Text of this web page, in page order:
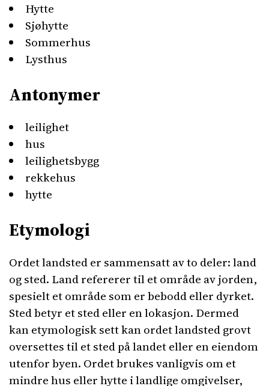
Hytte
Sjøhytte
Sommerhus
Lysthus
Antonymer
leilighet
hus
leilighetsbygg
rekkehus
hytte
Etymologi
Ordet landsted er sammensatt av to deler: land
og sted. Land refererer til et område av jorden,
spesielt et område som er bebodd eller dyrket.
Sted betyr et sted eller en lokasjon. Dermed
kan etymologisk sett kan ordet landsted grovt
oversettes til et sted på landet eller en eiendom
utenfor byen. Ordet brukes vanligvis om et
mindre hus eller hytte i landlige omgivelser,